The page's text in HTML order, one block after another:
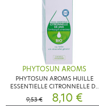
PHYTOSUN AROMS
PHYTOSUN AROMS HUILLE
ESSENTIELLE CITRONNELLE DE
JAVA BIO 30 ML
9,53 € 8,10 €